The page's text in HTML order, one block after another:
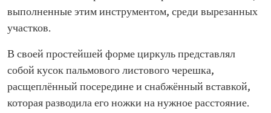
выполненные этим инструментом, среди вырезанных
участков.
В своей простейшей форме циркуль представлял
собой кусок пальмового листового черешка,
расщеплённый посередине и снабжённый вставкой,
которая разводила его ножки на нужное расстояние.